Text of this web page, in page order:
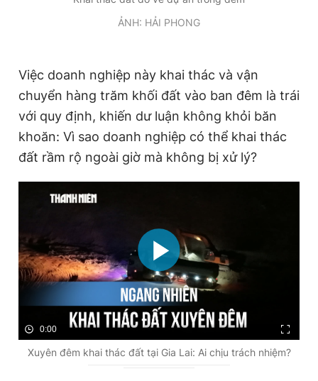
ẢNH: HẢI PHONG
Việc doanh nghiệp này khai thác và vận
chuyển hàng trăm khối đất vào ban đêm là trái
với quy định, khiến dư luận không khỏi băn
khoăn: Vì sao doanh nghiệp có thể khai thác
đất rầm rộ ngoài giờ mà không bị xử lý?
0:00
Xuyên đêm khai thác đất tại Gia Lai: Ai chịu trách nhiệm?